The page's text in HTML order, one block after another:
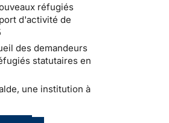
réfugiés
d'activité de
des demandeurs
statutaires en
une institution à